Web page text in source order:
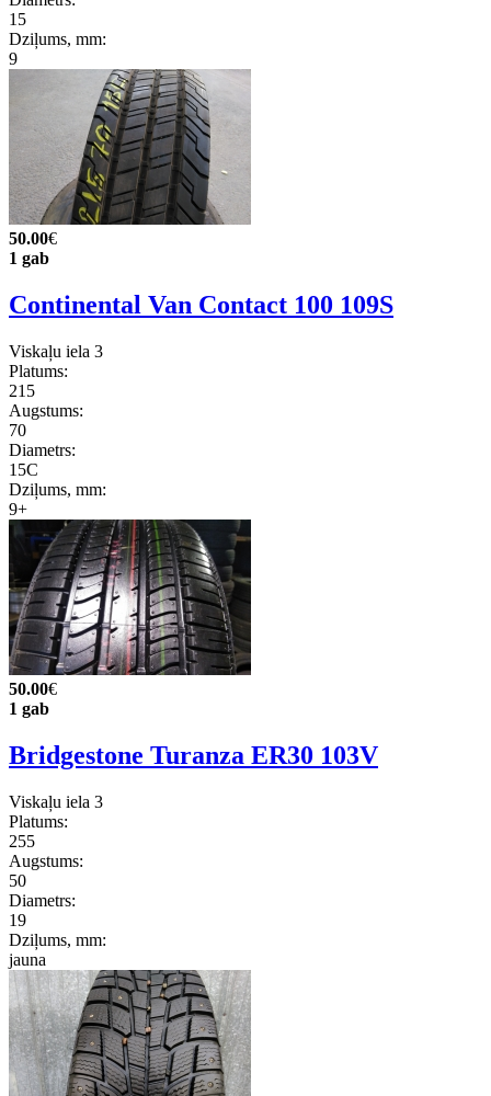
15
Dziļums, mm:
9
50.00€
1 gab
Continental Van Contact 100 109S
Viskaļu iela 3
Platums:
215
Augstums:
70
Diametrs:
15C
Dziļums, mm:
9+
50.00€
1 gab
Bridgestone Turanza ER30 103V
Viskaļu iela 3
Platums:
255
Augstums:
50
Diametrs:
19
Dziļums, mm:
jauna